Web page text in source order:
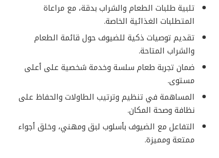
تلبية طلبات الطعام والشراب بدقة، مع مراعاة
المتطلبات الغذائية الخاصة.
تقديم توصيات ذكية للضيوف حول قائمة الطعام
والشراب المتاحة.
ضمان تجربة طعام سلسة وخدمة شخصية على أعلى
مستوى.
المساهمة في تنظيم وترتيب الطاولات والحفاظ على
نظافة وصحة المكان.
التفاعل مع الضيوف بأسلوب لبق ومهني، وخلق أجواء
ممتعة ومميزة.